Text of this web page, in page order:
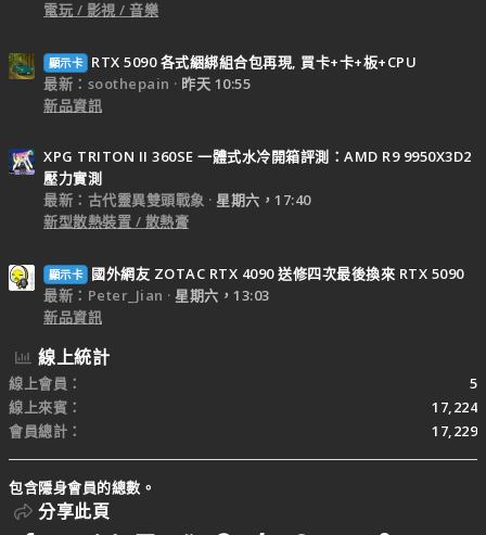
電玩 / 影視 / 音樂
顯示卡
RTX 5090 各式綑綁組合包再現, 買卡+卡+板+CPU
最新：soothepain
昨天 10:55
新品資訊
XPG TRITON II 360SE 一體式水冷開箱評測：AMD R9 9950X3D2
壓力實測
最新：古代靈異雙頭戰象
星期六，17:40
新型散熱裝置 / 散熱膏
顯示卡
國外網友 ZOTAC RTX 4090 送修四次最後換來 RTX 5090
最新：Peter_Jian
星期六，13:03
新品資訊
線上統計
線上會員
5
線上來賓
17,224
會員總計
17,229
包含隱身會員的總數。
分享此頁